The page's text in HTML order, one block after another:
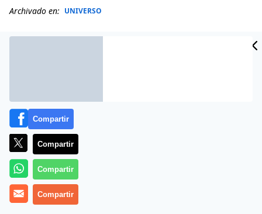
Archivado en: UNIVERSO
El telescopio Hubble se encuentra inevitablemente en
Compartir
Compartir
Compartir
Compartir